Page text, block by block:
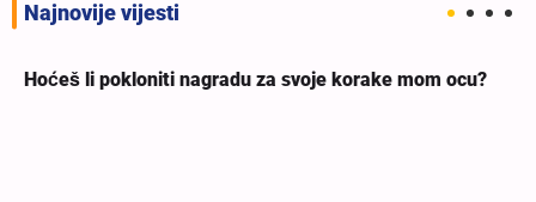
Najnovije vijesti
Hoćeš li pokloniti nagradu za svoje korake mom ocu?